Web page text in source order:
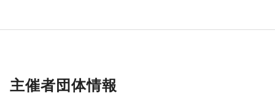
主催者団体情報